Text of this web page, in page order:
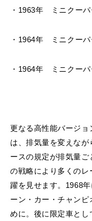
・1963年 ミニクーパ
・1964年 ミニクーパ
・1964年 ミニクーパ
更なる高性能バージ
は、排気量を変えな
ースの規定が排気量ご
の戦略により多くの
躍を見せます。1968
ーン・カー・チャン
めに。後に限定車とし